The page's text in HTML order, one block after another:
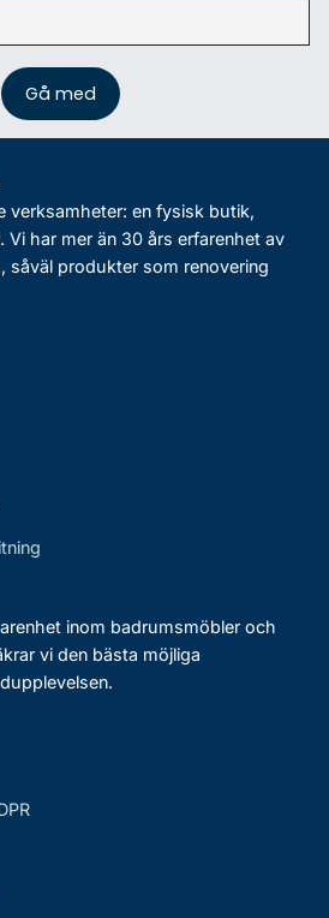
verksamheter: en fysisk butik,
har mer än 30 års erfarenhet av
såväl produkter som renovering
inom badrumsmöbler och
vi den bästa möjliga